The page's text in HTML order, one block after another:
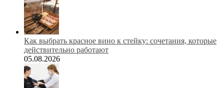
Как выбрать красное вино к стейку: сочетания, которые
действительно работают
05.08.2026